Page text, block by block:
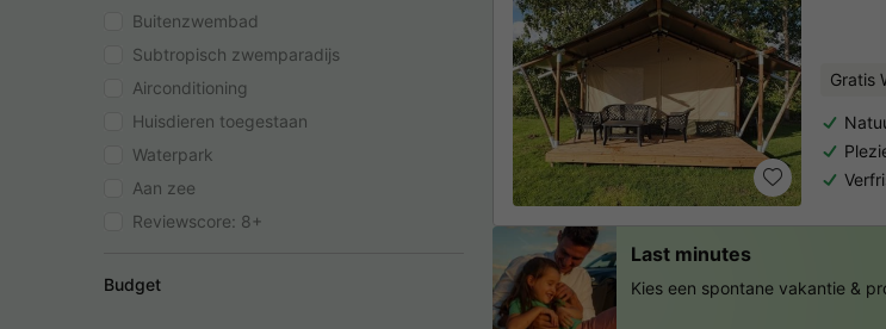
Buitenzwembad
Subtropisch zwemparadijs
Airconditioning
Huisdieren toegestaan
Waterpark
Aan zee
Reviewscore: 8+
Budget
Gratis
Last minutes
Kies een spontane vakantie &